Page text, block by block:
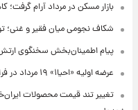
بازار مسکن در مرداد آرام
شکاف نجومی میان فقیر و غنی؛
پیام اطمینان‌بخش سخنگوی
عرضه اولیه «احیا۱» ۱۹ مرداد در فرابورس